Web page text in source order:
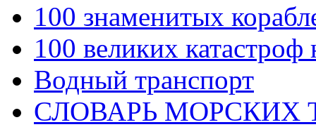
100 знаменитых
100 великих катастроф
Водный транспорт
СЛОВАРЬ МОРСКИХ